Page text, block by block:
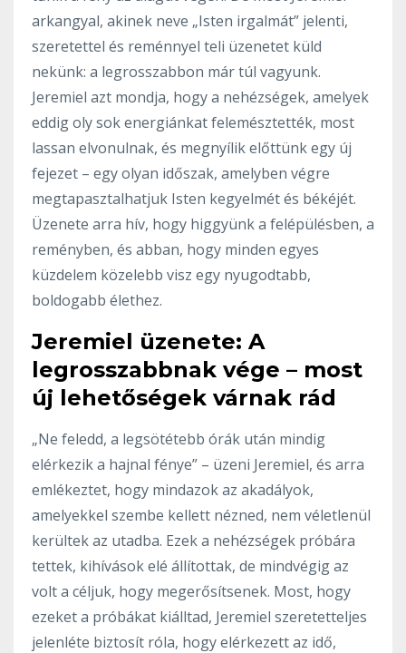
arkangyal, akinek neve „Isten irgalmát” jelenti,
szeretettel és reménnyel teli üzenetet küld
nekünk: a legrosszabbon már túl vagyunk.
Jeremiel azt mondja, hogy a nehézségek, amelyek
eddig oly sok energiánkat felemésztették, most
lassan elvonulnak, és megnyílik előttünk egy új
fejezet – egy olyan időszak, amelyben végre
megtapasztalhatjuk Isten kegyelmét és békéjét.
Üzenete arra hív, hogy higgyünk a felépülésben, a
reményben, és abban, hogy minden egyes
küzdelem közelebb visz egy nyugodtabb,
boldogabb élethez.
Jeremiel üzenete: A
legrosszabbnak vége – most
új lehetőségek várnak rád
„Ne feledd, a legsötétebb órák után mindig
elérkezik a hajnal fénye” – üzeni Jeremiel, és arra
emlékeztet, hogy mindazok az akadályok,
amelyekkel szembe kellett nézned, nem véletlenül
kerültek az utadba. Ezek a nehézségek próbára
tettek, kihívások elé állítottak, de mindvégig az
volt a céljuk, hogy megerősítsenek. Most, hogy
ezeket a próbákat kiálltad, Jeremiel szeretetteljes
jelenléte biztosít róla, hogy elérkezett az idő,